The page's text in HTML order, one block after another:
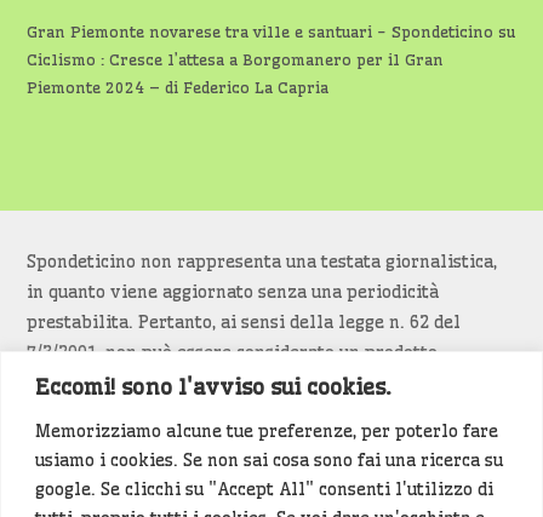
Eccomi! sono l'avviso sui cookies.
Memorizziamo alcune tue preferenze, per poterlo fare
usiamo i cookies. Se non sai cosa sono fai una ricerca su
google. Se clicchi su "Accept All" consenti l'utilizzo di
Gran Piemonte novarese tra ville e santuari - Spondeticino su
Ciclismo : Cresce l’attesa a Borgomanero per il Gran
Piemonte 2024 – di Federico La Capria
Spondeticino non rappresenta una testata giornalistica,
in quanto viene aggiornato senza una periodicità
prestabilita. Pertanto, ai sensi della legge n. 62 del
7/3/2001, non può essere considerato un prodotto
editoriale.
Siamo attenti a non violare copyright e diritti
d’immagine. Se un contenuto è di tua proprietà e vuoi
richiederne la rimozionediccelo(<- clicca per inviarci un